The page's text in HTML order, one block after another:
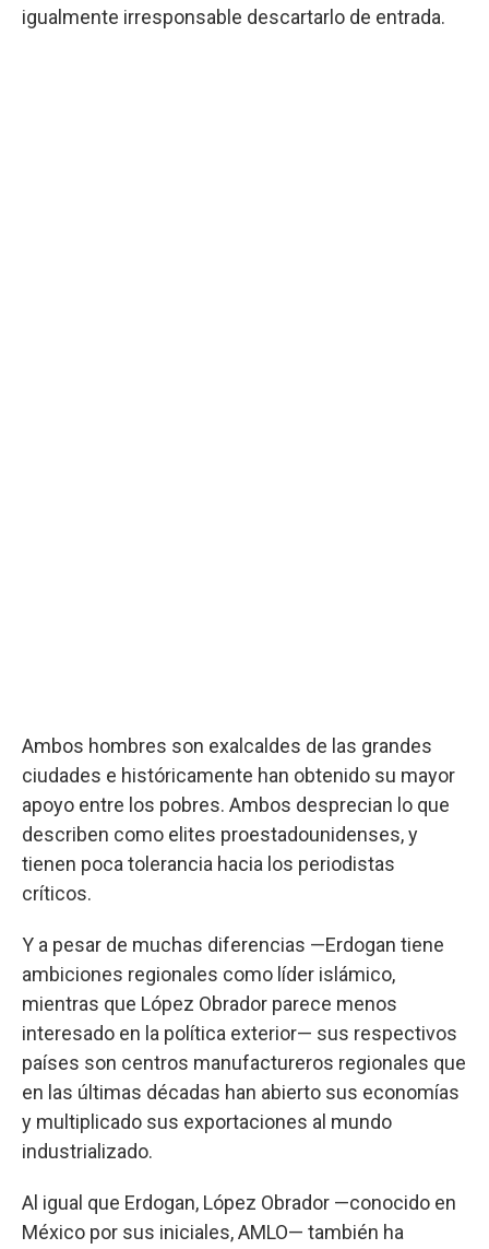
igualmente irresponsable descartarlo de entrada.
Ambos hombres son exalcaldes de las grandes
ciudades e históricamente han obtenido su mayor
apoyo entre los pobres. Ambos desprecian lo que
describen como elites proestadounidenses, y
tienen poca tolerancia hacia los periodistas
críticos.
Y a pesar de muchas diferencias —Erdogan tiene
ambiciones regionales como líder islámico,
mientras que López Obrador parece menos
interesado en la política exterior— sus respectivos
países son centros manufactureros regionales que
en las últimas décadas han abierto sus economías
y multiplicado sus exportaciones al mundo
industrializado.
Al igual que Erdogan, López Obrador —conocido en
México por sus iniciales, AMLO— también ha